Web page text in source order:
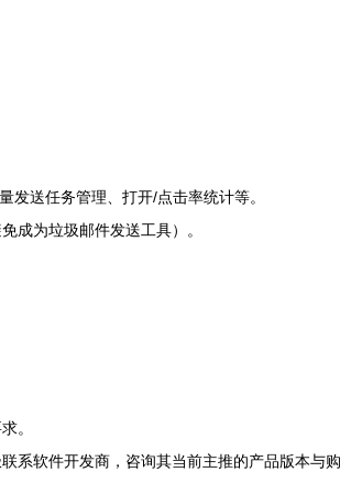
发送任务管理、打开/点击率统计等。
成为垃圾邮件发送工具）。
。
软件开发商，咨询其当前主推的产品版本与购